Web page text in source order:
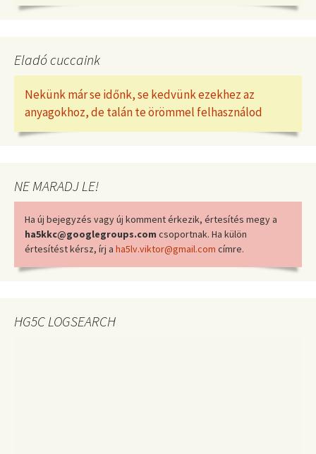
Eladó cuccaink
Nekünk már se időnk, se kedvünk ezekhez az
anyagokhoz, de talán te örömmel felhasználod
NE MARADJ LE!
Ha új bejegyzés vagy új komment érkezik, értesítés megy a
ha5kkc@googlegroups.com csoportnak. Ha külön
értesítést kérsz, írj a ha5lv.viktor@gmail.com címre.
HG5C LOGSEARCH